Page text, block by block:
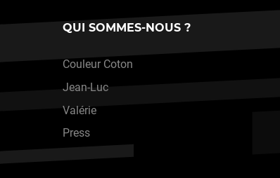
QUI SOMMES-NOUS ?
Couleur Coton
Jean-Luc
Valérie
Press